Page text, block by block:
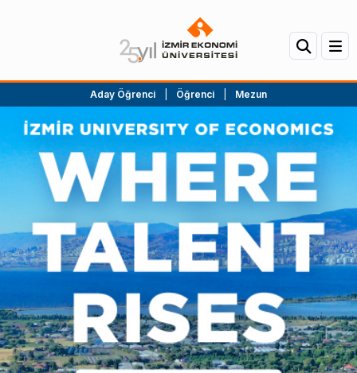
Aday Öğrenci Öğrenci Mezun